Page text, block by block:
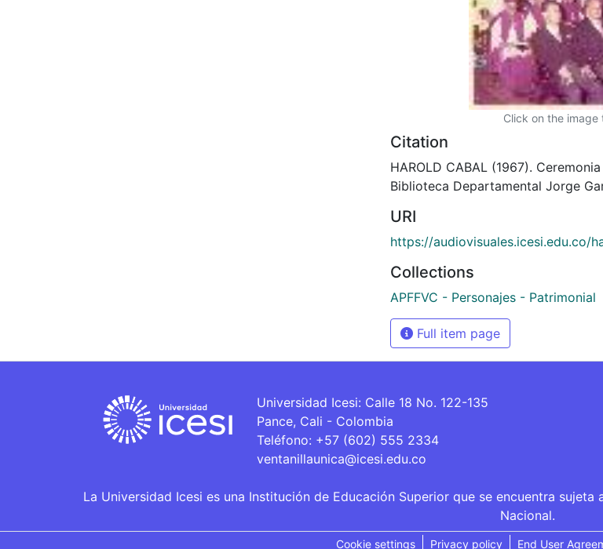
Click on the
Citation
HAROLD CABAL (1967).
Biblioteca Departamental Jorge
URI
https://audiovisuales.icesi.edu.co/
Collections
APFFVC - Personajes - Patrimonial
Full item page
Universidad Icesi: Calle 18 No. 122-135
Pance, Cali - Colombia
Teléfono: +57 (602) 555 2334
ventanillaunica@icesi.edu.co
La Universidad Icesi es una Institución de Educación Superior que se encuentra
Nacional.
Cookie settings Privacy policy End User